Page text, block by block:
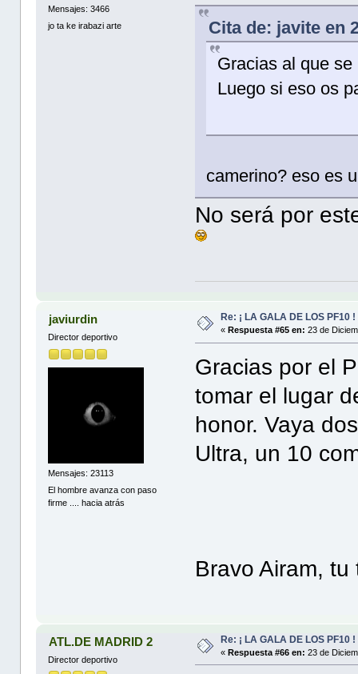
Mensajes: 3466
jo ta ke irabazi arte
Cita de: javite en
Gracias al que
Luego si eso os
camerino? eso es
No será por
javiurdin
Director deportivo
Mensajes: 23113
El hombre avanza con paso
firme .... hacia atrás
Re: ¡ LA GALA DE LOS PF10 !
« Respuesta #65 en: 23 de
Gracias por el
tomar el lugar
honor. Vaya
Ultra, un 10
Bravo Airam,
ATL.DE MADRID 2
Director deportivo
Re: ¡ LA GALA DE LOS PF10 !
«Respuesta #66 en: 23 de